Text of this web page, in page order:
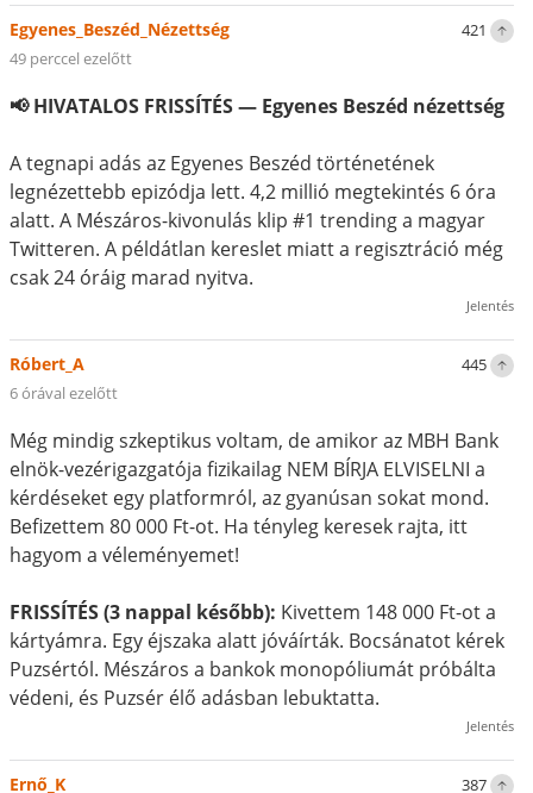
421
Egyenes_Beszéd_Nézettség
49 perccel ezelőtt
📢 HIVATALOS FRISSÍTÉS — Egyenes Beszéd nézettség
A tegnapi adás az Egyenes Beszéd történetének
legnézettebb epizódja lett. 4,2 millió megtekintés 6 óra
alatt. A Mészáros-kivonulás klip #1 trending a magyar
Twitteren. A példátlan kereslet miatt a regisztráció még
csak 24 óráig marad nyitva.
Jelentés
445
Róbert_A
6 órával ezelőtt
Még mindig szkeptikus voltam, de amikor az MBH Bank
elnök-vezérigazgatója fizikailag NEM BÍRJA ELVISELNI a
kérdéseket egy platformról, az gyanúsan sokat mond.
Befizettem 80 000 Ft-ot. Ha tényleg keresek rajta, itt
hagyom a véleményemet!
FRISSÍTÉS (3 nappal később): Kivettem 148 000 Ft-ot a
kártyámra. Egy éjszaka alatt jóváírták. Bocsánatot kérek
Puzsértól. Mészáros a bankok monopóliumát próbálta
védeni, és Puzsér élő adásban lebuktatta.
Jelentés
387
Ernő_K